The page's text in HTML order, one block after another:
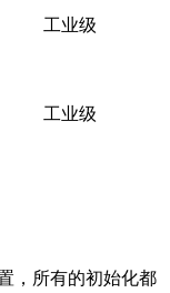
工业级
工业级
，所有的初始化都